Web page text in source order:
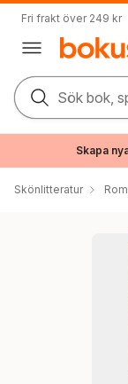
Fri frakt över 249 kr
Sök bok,
Skapa
Skönlitteratur